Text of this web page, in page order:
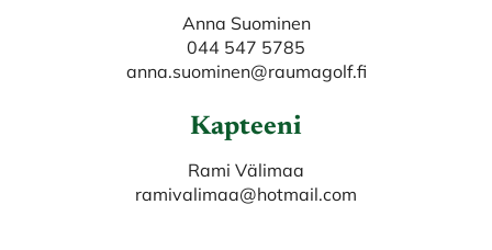
Anna Suominen
044 547 5785
anna.suominen@raumagolf.fi
Kapteeni
Rami Välimaa
​​​​​​​ramivalimaa@hotmail.com